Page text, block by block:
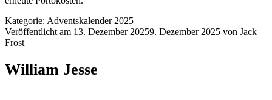
Kategorie: Adventskalender 2025
Veröffentlicht am 13. Dezember 20259. Dezember 2025 von Jack
Frost
William Jesse